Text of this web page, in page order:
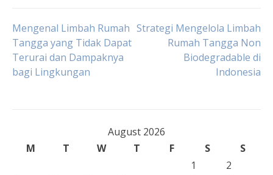
Post
navigation
Mengenal Limbah Rumah
Tangga yang Tidak Dapat
Terurai dan Dampaknya
bagi Lingkungan
Strategi Mengelola Limbah
Rumah Tangga Non
Biodegradable di
Indonesia
August 2026
M
T W T F S
S
1
2